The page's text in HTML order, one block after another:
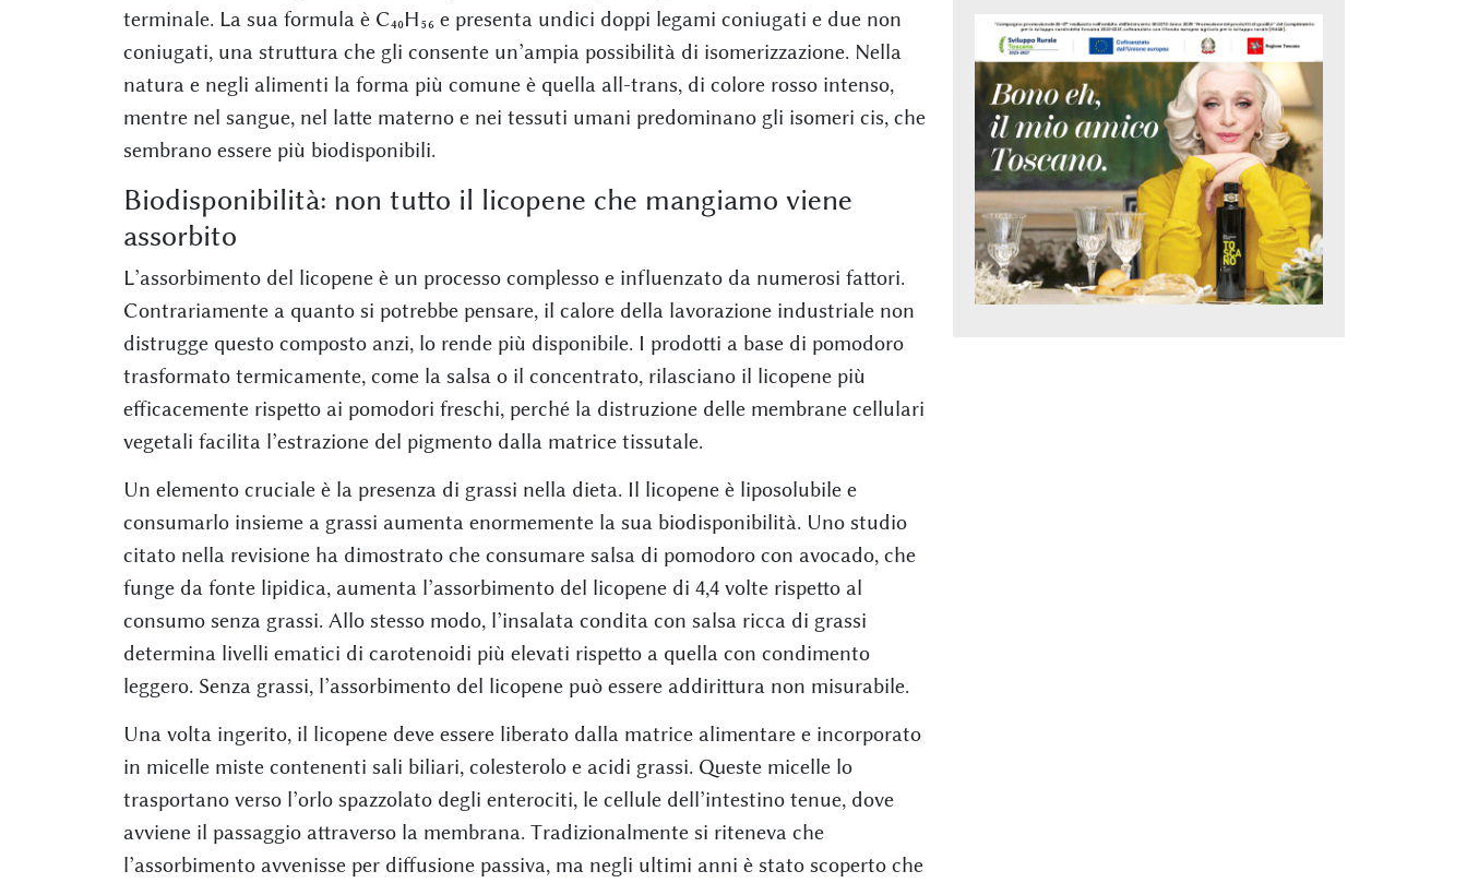
terminale. La sua formula è C₄₀H₅₆ e presenta undici doppi legami coniugati e due non
coniugati, una struttura che gli consente un’ampia possibilità di isomerizzazione. Nella
natura e negli alimenti la forma più comune è quella all-trans, di colore rosso intenso,
mentre nel sangue, nel latte materno e nei tessuti umani predominano gli isomeri cis, che
sembrano essere più biodisponibili.
Biodisponibilità: non tutto il licopene che mangiamo viene
assorbito
L’assorbimento del licopene è un processo complesso e influenzato da numerosi fattori.
Contrariamente a quanto si potrebbe pensare, il calore della lavorazione industriale non
distrugge questo composto anzi, lo rende più disponibile. I prodotti a base di pomodoro
trasformato termicamente, come la salsa o il concentrato, rilasciano il licopene più
efficacemente rispetto ai pomodori freschi, perché la distruzione delle membrane cellulari
vegetali facilita l’estrazione del pigmento dalla matrice tissutale.
Un elemento cruciale è la presenza di grassi nella dieta. Il licopene è liposolubile e
consumarlo insieme a grassi aumenta enormemente la sua biodisponibilità. Uno studio
citato nella revisione ha dimostrato che consumare salsa di pomodoro con avocado, che
funge da fonte lipidica, aumenta l’assorbimento del licopene di 4,4 volte rispetto al
consumo senza grassi. Allo stesso modo, l’insalata condita con salsa ricca di grassi
determina livelli ematici di carotenoidi più elevati rispetto a quella con condimento
leggero. Senza grassi, l’assorbimento del licopene può essere addirittura non misurabile.
Una volta ingerito, il licopene deve essere liberato dalla matrice alimentare e incorporato
in micelle miste contenenti sali biliari, colesterolo e acidi grassi. Queste micelle lo
trasportano verso l’orlo spazzolato degli enterociti, le cellule dell’intestino tenue, dove
avviene il passaggio attraverso la membrana. Tradizionalmente si riteneva che
l’assorbimento avvenisse per diffusione passiva, ma negli ultimi anni è stato scoperto che